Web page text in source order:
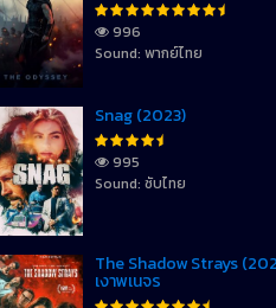
996
Sound: พากย์ไทย
Snag (2023)
995
Sound: ซับไทย
The Shadow Strays
เงาพเนจร